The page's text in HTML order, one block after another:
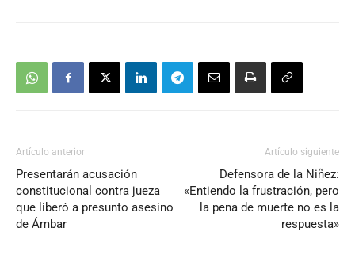
Artículo anterior
Presentarán acusación
constitucional contra jueza
que liberó a presunto asesino
de Ámbar
Artículo siguiente
Defensora de la Niñez:
«Entiendo la frustración, pero
la pena de muerte no es la
respuesta»